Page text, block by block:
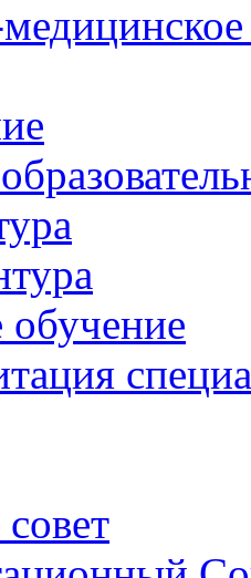
обучение